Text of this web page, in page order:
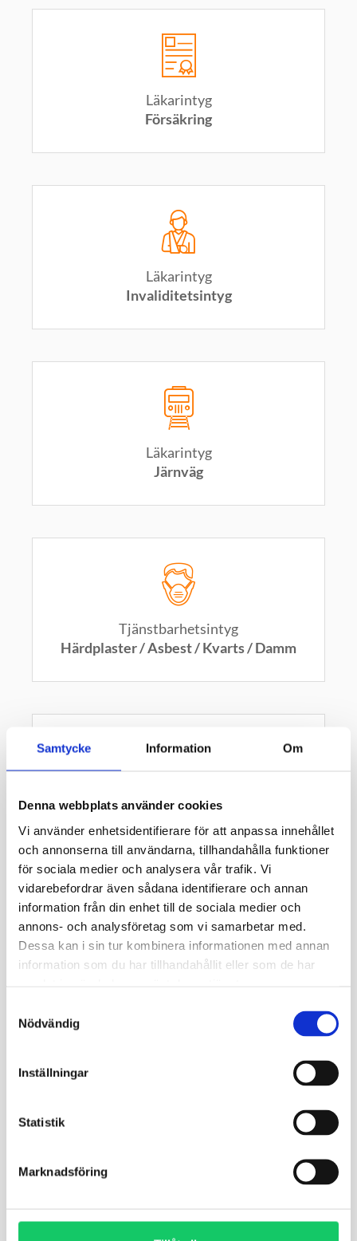
Samtycke Information Om
Denna webbplats använder cookies
Vi använder enhetsidentifierare för att anpassa innehållet
och annonserna till användarna, tillhandahålla funktioner
för sociala medier och analysera vår trafik. Vi
vidarebefordrar även sådana identifierare och annan
information från din enhet till de sociala medier och
annons- och analysföretag som vi samarbetar med.
Dessa kan i sin tur kombinera informationen med annan
information som du har tillhandahållit eller som de har
Nödvändig
Inställningar
Statistik
Marknadsföring
Läkarintyg
Försäkring
Läkarintyg
Invaliditetsintyg
Läkarintyg
Järnväg
Tjänstbarhetsintyg
Härdplaster / Asbest / Kvarts / Damm
Läkarintyg
Dykning